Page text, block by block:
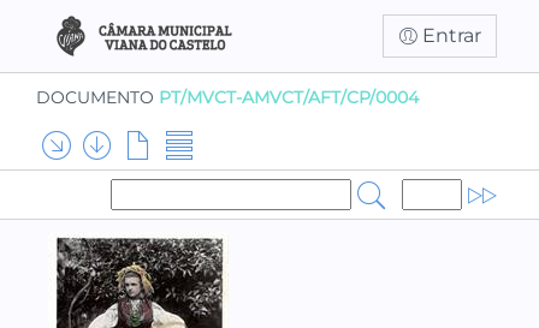
Entrar
DOCUMENTO PT/MVCT-AMVCT/AFT/CP/0004